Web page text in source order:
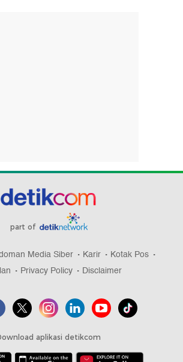
part of
Media Siber Karir
Kotak Pos
Privacy Policy Disclaimer
aplikasi detikcom